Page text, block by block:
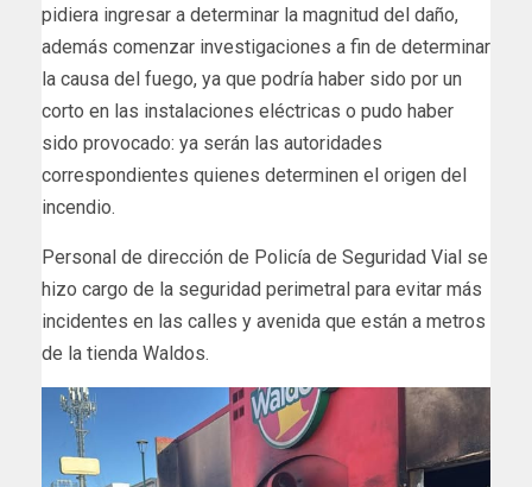
pidiera ingresar a determinar la magnitud del daño,
además comenzar investigaciones a fin de determinar
la causa del fuego, ya que podría haber sido por un
corto en las instalaciones eléctricas o pudo haber
sido provocado: ya serán las autoridades
correspondientes quienes determinen el origen del
incendio.
Personal de dirección de Policía de Seguridad Vial se
hizo cargo de la seguridad perimetral para evitar más
incidentes en las calles y avenida que están a metros
de la tienda Waldos.